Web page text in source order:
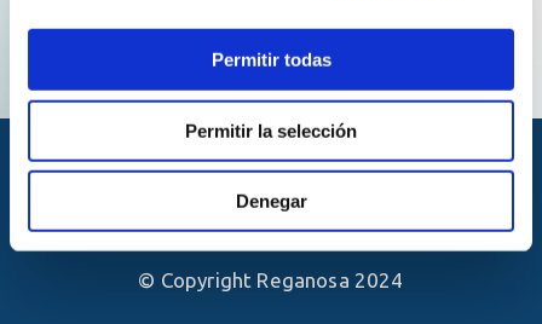
Permitir todas
Permitir la selección
Denegar
© Copyright Reganosa 2024